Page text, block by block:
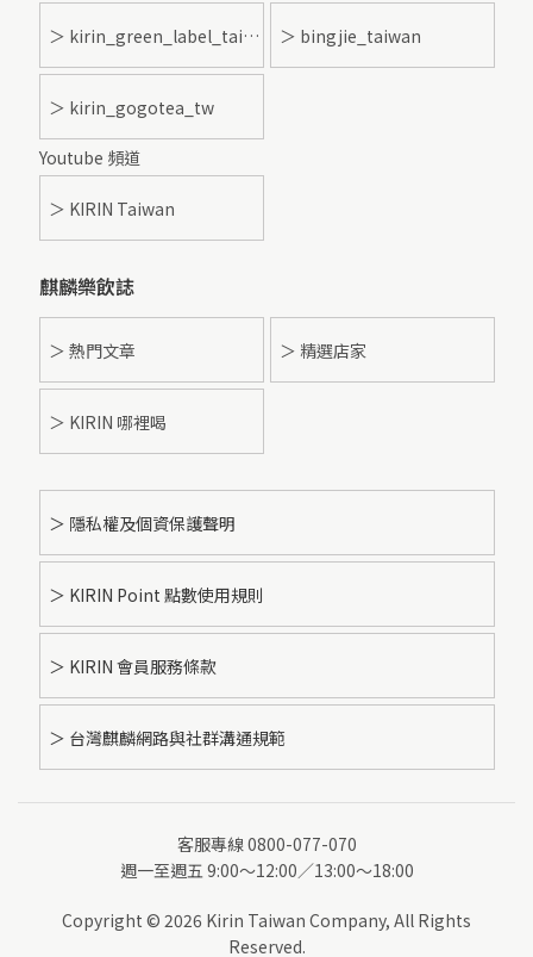
＞ kirin_green_label_taiwan ＞ bingjie_taiwan
＞ kirin_gogotea_tw
Youtube 頻道
＞ KIRIN Taiwan
麒麟樂飲誌
＞ 熱門文章 ＞ 精選店家
＞ KIRIN 哪裡喝
＞ 隱私權及個資保護聲明
＞ KIRIN Point 點數使用規則
＞ KIRIN 會員服務條款
＞ 台灣麒麟網路與社群溝通規範
客服專線 0800-077-070
週一至週五 9:00～12:00／13:00～18:00
Copyright © 2026 Kirin Taiwan Company, All Rights
Reserved.